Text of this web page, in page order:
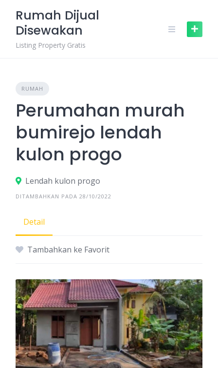
content
Rumah Dijual
Disewakan
Listing Property Gratis
RUMAH
Perumahan murah
bumirejo lendah
kulon progo
Lendah kulon progo
DITAMBAHKAN PADA 28/10/2022
Detail
Tambahkan ke Favorit